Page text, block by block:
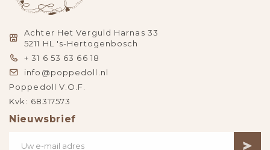
Achter Het Verguld Harnas 33
5211 HL 's-Hertogenbosch
+ 31 6 53 63 66 18
info@poppedoll.nl
Poppedoll V.O.F.
Kvk: 68317573
Nieuwsbrief